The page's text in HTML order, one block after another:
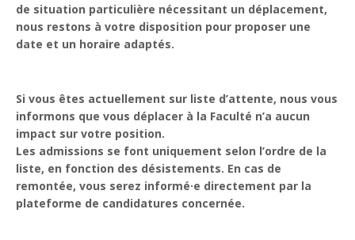
de situation particulière nécessitant un déplacement,
nous restons à votre disposition pour proposer une
date et un horaire adaptés.
Si vous êtes actuellement sur liste d’attente, nous vous
informons que vous déplacer à la Faculté n’a aucun
impact sur votre position.
Les admissions se font uniquement selon l’ordre de la
liste, en fonction des désistements. En cas de
remontée, vous serez informé·e directement par la
plateforme de candidatures concernée.